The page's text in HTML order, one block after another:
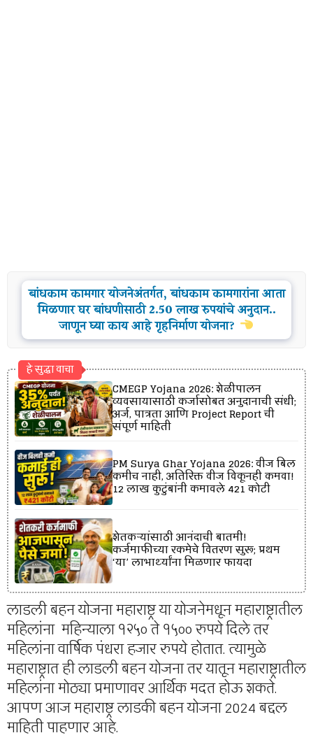
बांधकाम कामगार योजनेअंतर्गत, बांधकाम कामगारांना आता
मिळणार घर बांधणीसाठी 2.50 लाख रुपयांचे अनुदान..
जाणून घ्या काय आहे गृहनिर्माण योजना?
हे सुद्धा वाचा
CMEGP Yojana 2026: शेळीपालन
व्यवसायासाठी कर्जासोबत अनुदानाची संधी;
अर्ज, पात्रता आणि Project Report ची
संपूर्ण माहिती
PM Surya Ghar Yojana 2026: वीज बिल
कमीच नाही, अतिरिक्त वीज विकूनही कमवा!
12 लाख कुटुंबांनी कमावले ₹421 कोटी
शेतकऱ्यांसाठी आनंदाची बातमी!
कर्जमाफीच्या रकमेचे वितरण सुरू; प्रथम
‘या’ लाभार्थ्यांना मिळणार फायदा
लाडली बहन योजना महाराष्ट्र या योजनेमधून महाराष्ट्रातील
महिलांना महिन्याला १२५० ते १५०० रुपये दिले तर
महिलांना वार्षिक पंधरा हजार रुपये होतात. त्यामुळे
महाराष्ट्रात ही लाडली बहन योजना तर यातून महाराष्ट्रातील
महिलांना मोठ्या प्रमाणावर आर्थिक मदत होऊ शकते.
आपण आज महाराष्ट्र लाडकी बहन योजना 2024 बद्दल
माहिती पाहणार आहे.